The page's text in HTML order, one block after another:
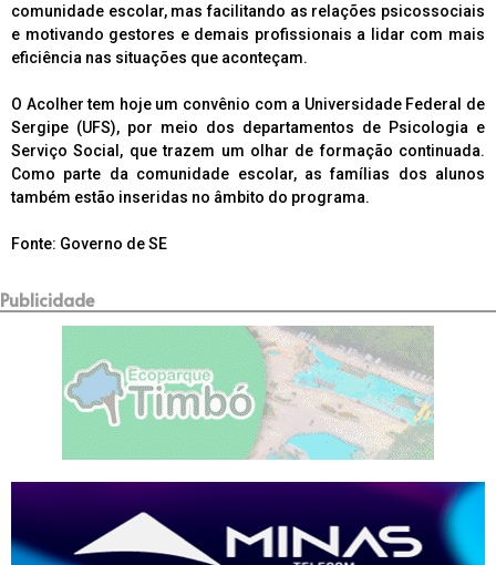
comunidade escolar, mas facilitando as relações psicossociais
e motivando gestores e demais profissionais a lidar com mais
eficiência nas situações que aconteçam.
O Acolher tem hoje um convênio com a Universidade Federal de
Sergipe (UFS), por meio dos departamentos de Psicologia e
Serviço Social, que trazem um olhar de formação continuada.
Como parte da comunidade escolar, as famílias dos alunos
também estão inseridas no âmbito do programa.
Fonte: Governo de SE
Publicidade